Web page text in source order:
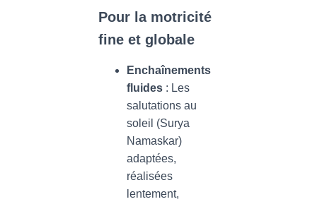
Pour la motricité
fine et globale
Enchaînements
fluides : Les
salutations au
soleil (Surya
Namaskar)
adaptées,
réalisées
lentement,